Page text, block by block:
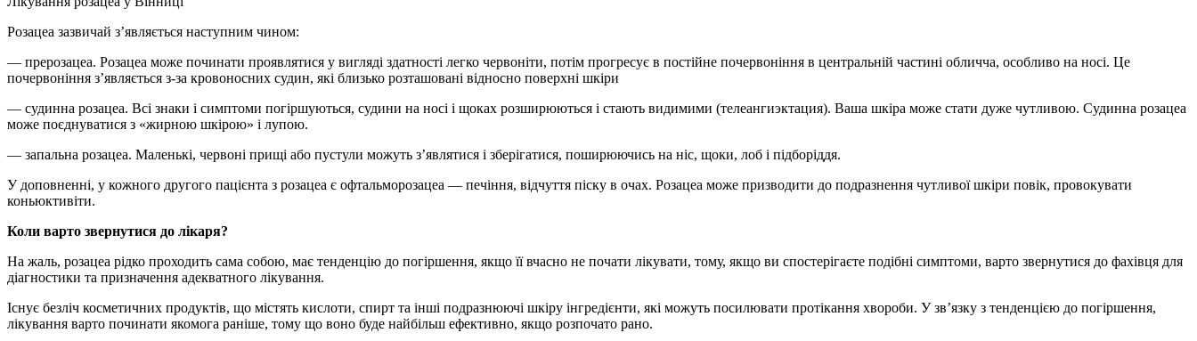
Розацеа зазвичай з’являється наступним чином:
— прерозацеа. Розацеа може починати проявлятися у вигляді здатності легко червоніти, потім прогресує в постійне почервоніння в центральній частині обличча, особливо на носі. Це
почервоніння з’являється з-за кровоносних судин, які близько розташовані відносно поверхні шкіри
— судинна розацеа. Всі знаки і симптоми погіршуються, судини на носі і щоках розширюються і стають видимими (телеангиэктация). Ваша шкіра може стати дуже чутливою. Судинна розацеа
може поєднуватися з «жирною шкірою» і лупою.
— запальна розацеа. Маленькі, червоні прищі або пустули можуть з’являтися і зберігатися, поширюючись на ніс, щоки, лоб і підборіддя.
У доповненні, у кожного другого пацієнта з розацеа є офтальморозацеа — печіння, відчуття піску в очах. Розацеа може призводити до подразнення чутливої шкіри повік, провокувати
коньюктивіти.
Коли варто звернутися до лікаря?
На жаль, розацеа рідко проходить сама собою, має тенденцію до погіршення, якщо її вчасно не почати лікувати, тому, якщо ви спостерігаєте подібні симптоми, варто звернутися до фахівця для
діагностики та призначення адекватного лікування.
Існує безліч косметичних продуктів, що містять кислоти, спирт та інші подразнюючі шкіру інгредієнти, які можуть посилювати протікання хвороби. У зв’язку з тенденцією до погіршення,
лікування варто починати якомога раніше, тому що воно буде найбільш ефективно, якщо розпочато рано.